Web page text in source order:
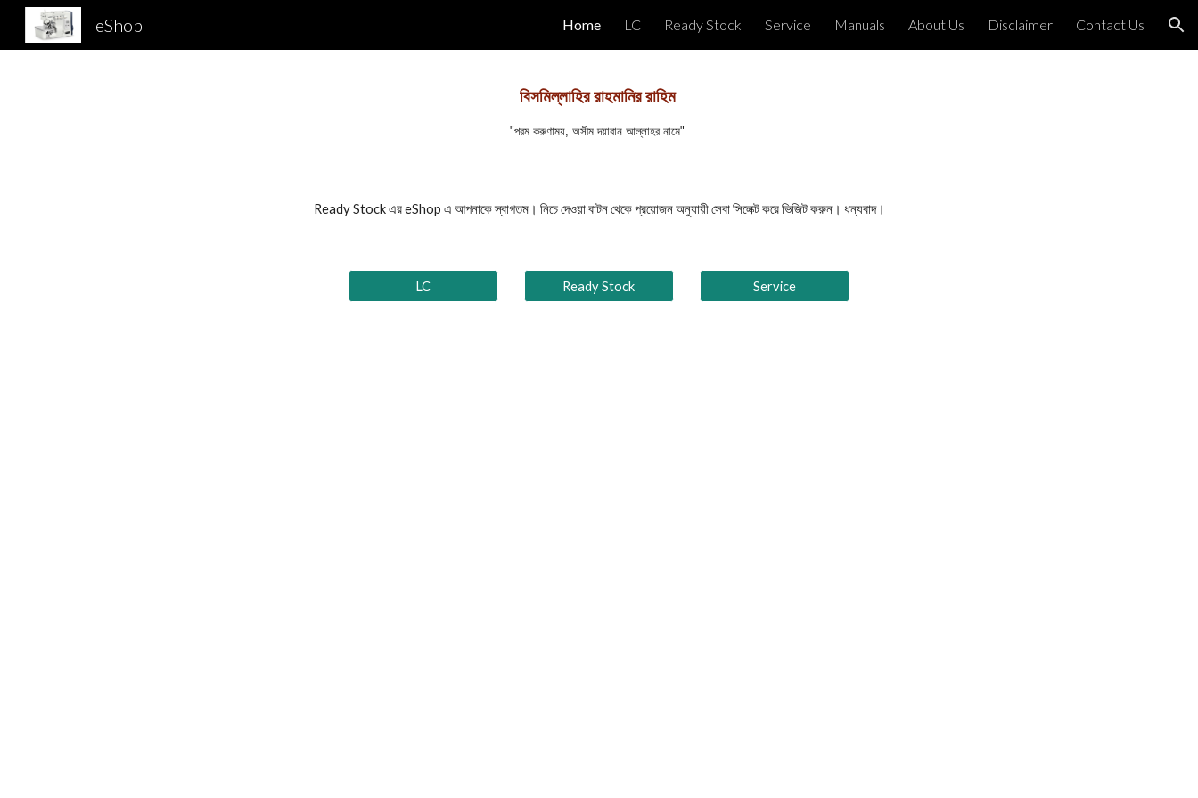
Skip to navigation
eShop Home LC Ready Stock Service Manuals About Us Disclaimer Contact Us
বিসমিল্লাহির রাহমানির রাহিম
"পরম করুণাময়, অসীম দয়াবান আল্লাহর নামে"
Ready Stock এর eShop এ আপনাকে স্বাগতম। নিচে দেওয়া বাটন থেকে প্রয়োজন অনুযায়ী সেবা সিলেক্ট করে ভিজিট করুন। ধন্যবাদ।
LC Ready Stock Service